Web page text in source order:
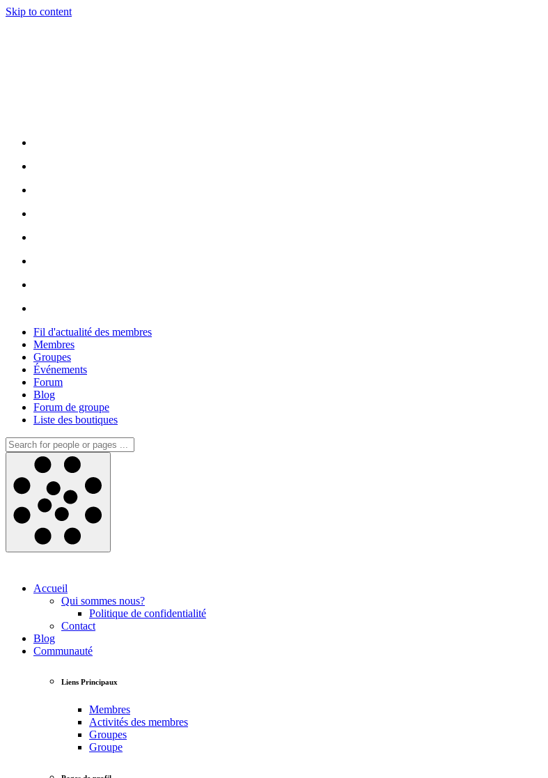
Skip to content
Fil d'actualité des membres
Membres
Groupes
Événements
Forum
Blog
Forum de groupe
Liste des boutiques
Accueil
Qui sommes nous?
Politique de confidentialité
Contact
Blog
Communauté
Liens Principaux
Membres
Activités des membres
Groupes
Groupe